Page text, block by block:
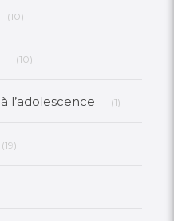
(10)
(10)
l’adolescence (1)
(19)